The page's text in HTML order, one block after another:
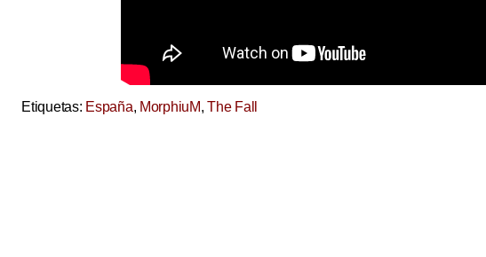
Etiquetas: España, MorphiuM,The Fall